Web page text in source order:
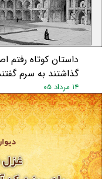
★★
داستان کوتاه رفتم
گذاشتند به سرم
۱۴ مرداد ۰۵